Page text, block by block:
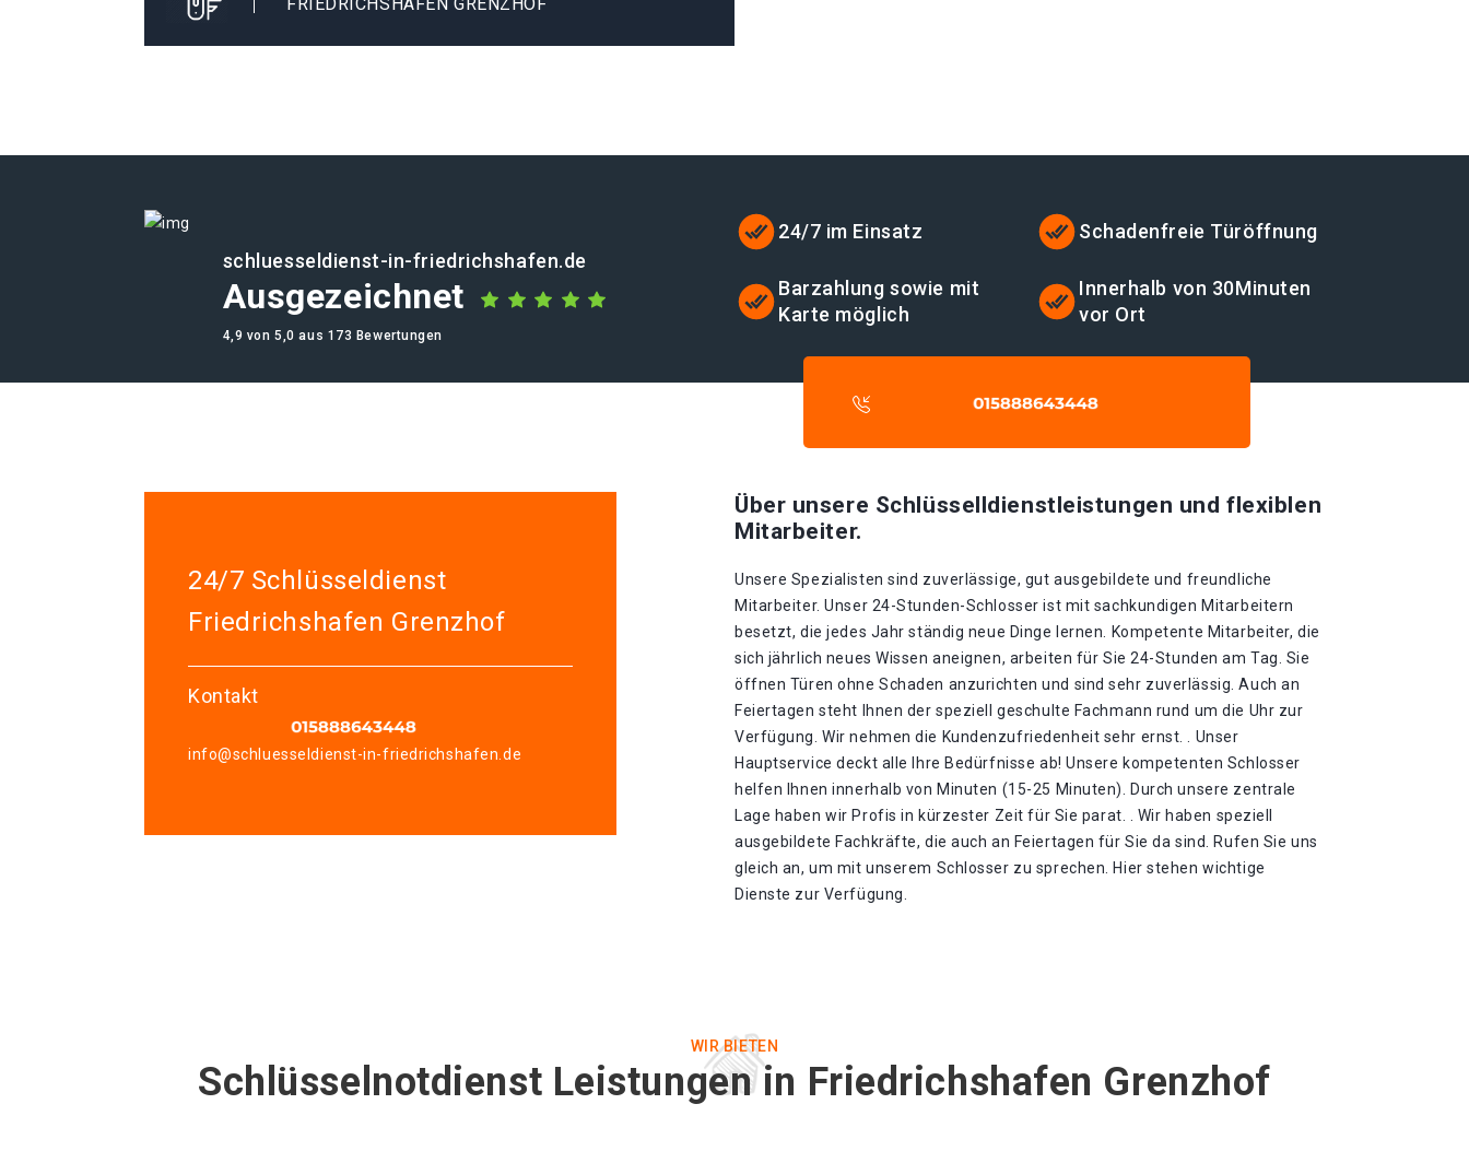
schluesseldienst-in-friedrichshafen.de
Ausgezeichnet
4,9 von 5,0 aus 173 Bewertungen
24/7 im Einsatz Schadenfreie Türöffnung
Barzahlung sowie mit
Karte möglich
Innerhalb von 30Minuten
vor Ort
24/7 Schlüsseldienst
Friedrichshafen Grenzhof
Kontakt
info@schluesseldienst-in-friedrichshafen.de
Über unsere Schlüsselldienstleistungen und flexiblen
Mitarbeiter.
Unsere Spezialisten sind zuverlässige, gut ausgebildete und freundliche
Mitarbeiter. Unser 24-Stunden-Schlosser ist mit sachkundigen Mitarbeitern
besetzt, die jedes Jahr ständig neue Dinge lernen. Kompetente Mitarbeiter, die
sich jährlich neues Wissen aneignen, arbeiten für Sie 24-Stunden am Tag. Sie
öffnen Türen ohne Schaden anzurichten und sind sehr zuverlässig. Auch an
Feiertagen steht Ihnen der speziell geschulte Fachmann rund um die Uhr zur
Verfügung. Wir nehmen die Kundenzufriedenheit sehr ernst. . Unser
Hauptservice deckt alle Ihre Bedürfnisse ab! Unsere kompetenten Schlosser
helfen Ihnen innerhalb von Minuten (15-25 Minuten). Durch unsere zentrale
Lage haben wir Profis in kürzester Zeit für Sie parat. . Wir haben speziell
ausgebildete Fachkräfte, die auch an Feiertagen für Sie da sind. Rufen Sie uns
gleich an, um mit unserem Schlosser zu sprechen. Hier stehen wichtige
Dienste zur Verfügung.
WIR BIETEN
Schlüsselnotdienst Leistungen in Friedrichshafen Grenzhof